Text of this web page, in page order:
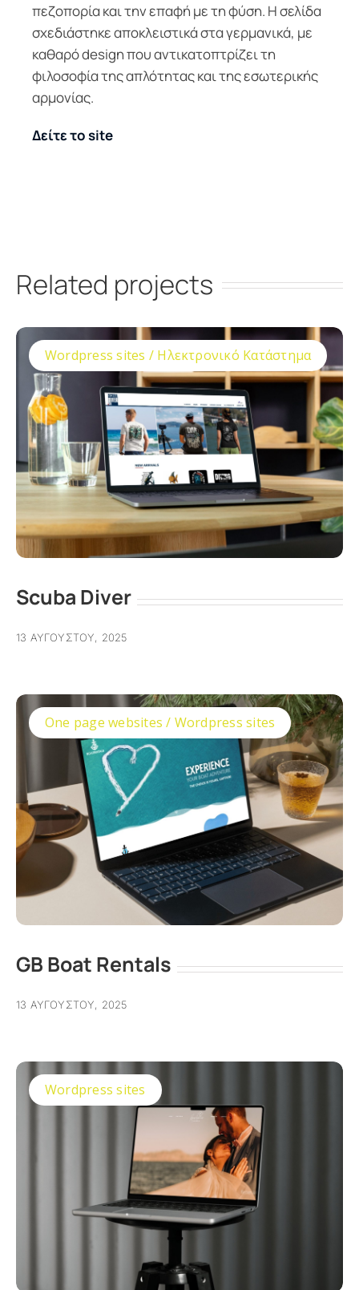
πεζοπορία και την επαφή με τη φύση. Η σελίδα
σχεδιάστηκε αποκλειστικά στα γερμανικά, με
καθαρό design που αντικατοπτρίζει τη
φιλοσοφία της απλότητας και της εσωτερικής
αρμονίας.
Δείτε το site
Related projects
Wordpress sites / Ηλεκτρονικό Κατάστημα
Scuba Diver
13 ΑΥΓΟΎΣΤΟΥ, 2025
One page websites / Wordpress sites
GB Boat Rentals
13 ΑΥΓΟΎΣΤΟΥ, 2025
Wordpress sites